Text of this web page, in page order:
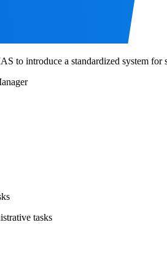
to introduce a standardized system
tasks